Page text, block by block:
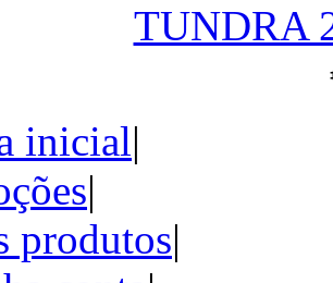
TUNDRA
inicial|
|
produtos|